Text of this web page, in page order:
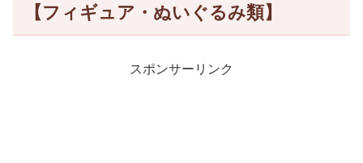
【フィギュア・ぬいぐるみ類】
スポンサーリンク